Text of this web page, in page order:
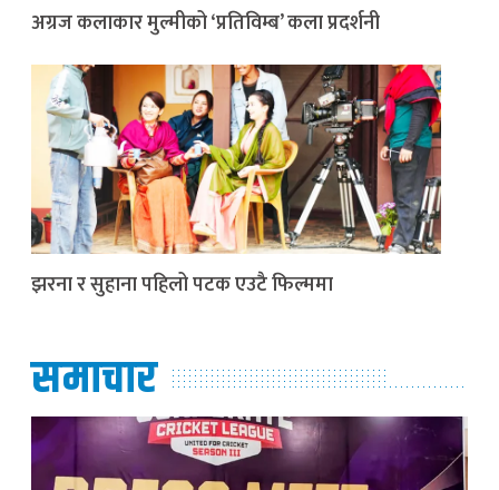
अग्रज कलाकार मुल्मीको ‘प्रतिविम्ब’ कला प्रदर्शनी
झरना र सुहाना पहिलो पटक एउटै फिल्ममा
समाचार